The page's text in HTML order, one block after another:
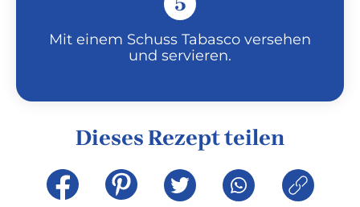
Mit einem Schuss Tabasco versehen
und servieren.
Dieses Rezept teilen